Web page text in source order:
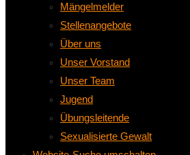
Mängelmelder
Stellenangebote
Über uns
Unser Vorstand
Unser Team
Jugend
Übungsleitende
Sexualisierte Gewalt